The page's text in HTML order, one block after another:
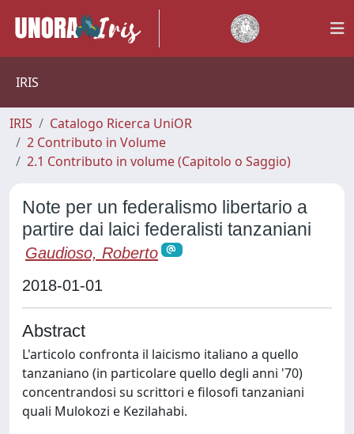
IRIS
IRIS
Catalogo Ricerca UniOR
2 Contributo in Volume
2.1 Contributo in volume (Capitolo o Saggio)
Note per un federalismo libertario a
partire dai laici federalisti tanzaniani
Gaudioso, Roberto
2018-01-01
Abstract
L'articolo confronta il laicismo italiano a quello
tanzaniano (in particolare quello degli anni '70)
concentrandosi su scrittori e filosofi tanzaniani
quali Mulokozi e Kezilahabi.